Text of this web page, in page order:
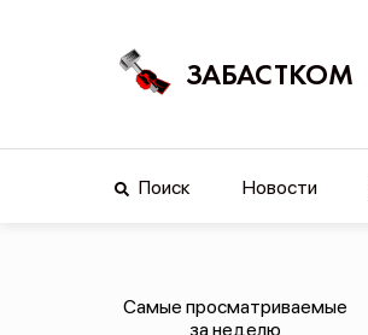
ЗАБАСТКОМ
Поиск Новости
Самые просматриваемые
за неделю